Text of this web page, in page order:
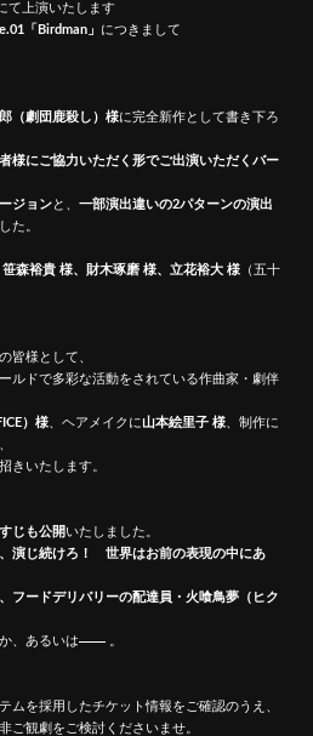
て上演いたします
「Birdman」 につきまして
（劇団鹿殺し）様に完全新作として書き下ろ
様にご協力いただく形でご出演いただくバー
ジョンと、 一部演出違いの2パターンの演出
た。
笹森裕貴 様、財木琢磨 様、立花裕大 様 （五十
皆様として、
ルドで多彩な活動をされている作曲家・劇伴
）様 、ヘアメイクに山本絵里子 様 、制作に
きいたします。
じも公開いたしました。
演じ続けろ！ 世界はお前の表現の中にあ
フードデリバリーの配達員・火喰鳥夢（ヒク
、あるいは
ムを採用したチケット情報をご確認のうえ、
ご観劇をご検討くださいませ。